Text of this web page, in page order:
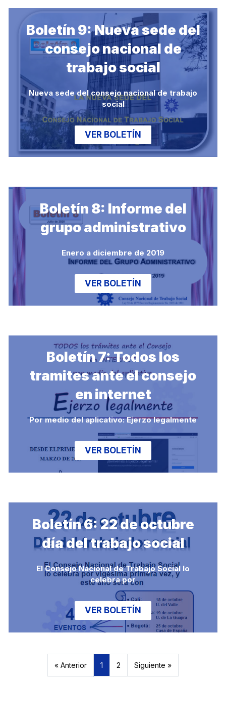
Boletín 9: Nueva sede del
consejo nacional de
trabajo social
Nueva sede del consejo nacional de trabajo
social
VER BOLETÍN
Boletín 8: Informe del
grupo administrativo
Enero a diciembre de 2019
VER BOLETÍN
Boletín 7: Todos los
tramites ante el consejo
en internet
Por medio del aplicativo: Ejerzo legalmente
VER BOLETÍN
Boletín 6: 22 de octubre
día del trabajo social
El Consejo Nacional de Trabajo Social lo
celebra por
VER BOLETÍN
« Anterior 1 2 Siguiente »